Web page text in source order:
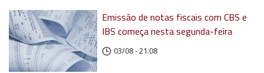
Emissão de notas fiscais com CBS e
IBS começa nesta segunda-feira
03/08 - 21:08